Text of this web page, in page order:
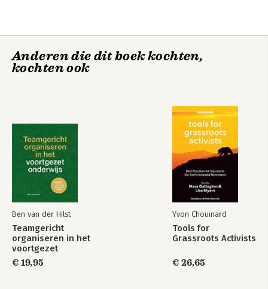
Literatuur
Anderen die dit boek kochten,
kochten ook
Ben van der Hilst
Teamgericht
organiseren in het
voortgezet
onderwijs
€ 19,95
Yvon Chouinard
Tools for
Grassroots Activists
€ 26,65